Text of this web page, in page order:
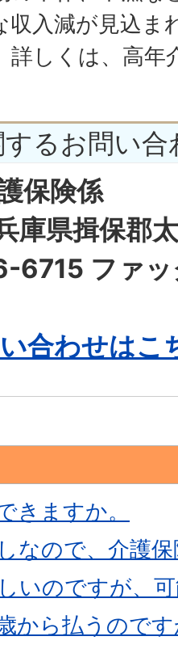
収入減が見込ま
詳しくは、高年
るお問い合
保険係
庫県揖保郡
6715 ファ
合わせはこ
きますか。
なので、介護
いのですが、
から払うので